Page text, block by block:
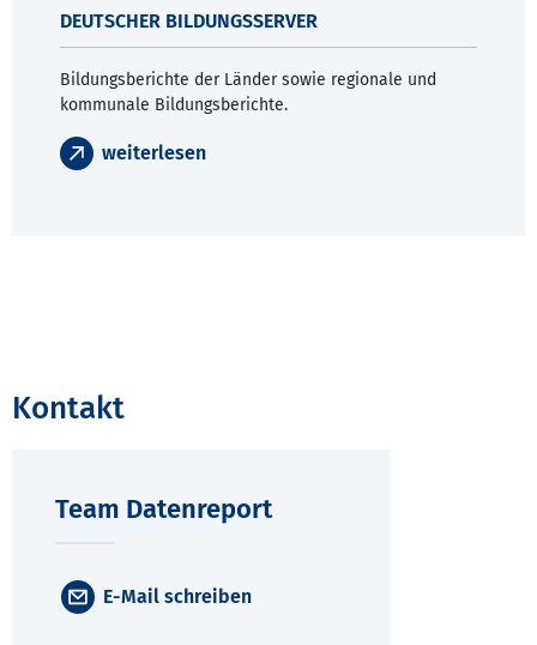
DEUTSCHER BILDUNGSSERVER
Bildungsberichte der Länder sowie regionale und
kommunale Bildungsberichte.
weiterlesen
Kontakt
Team Datenreport
E-Mail schreiben